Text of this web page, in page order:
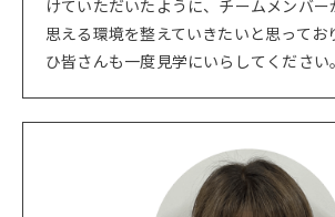
けていただいたように、チームメンバー
思える環境を整えていきたいと思ってお
ひ皆さんも一度見学にいらしてください。